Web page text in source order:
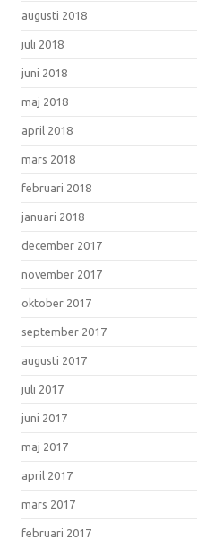
augusti 2018
juli 2018
juni 2018
maj 2018
april 2018
mars 2018
februari 2018
januari 2018
december 2017
november 2017
oktober 2017
september 2017
augusti 2017
juli 2017
juni 2017
maj 2017
april 2017
mars 2017
februari 2017